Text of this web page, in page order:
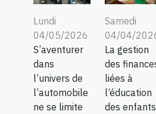
Lundi
04/05/2026
S’aventurer
dans
l’univers de
l’automobile
ne se limite
Samedi
04/04/
La gestion
des
liées à
l’éducation
des enfants